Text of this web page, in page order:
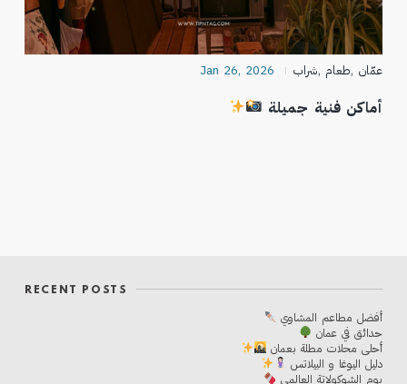
Jan 26, 2026 شراب, طعام, عمّان
أماكن فنية جميلة
RECENT POSTS
أفضل مطاعم المشاوي
حدائق في عمان
أحلی محلات مطلة بعمان
دليل اليوغا و البيلاتس
يوم الشوكولاتة العالمي